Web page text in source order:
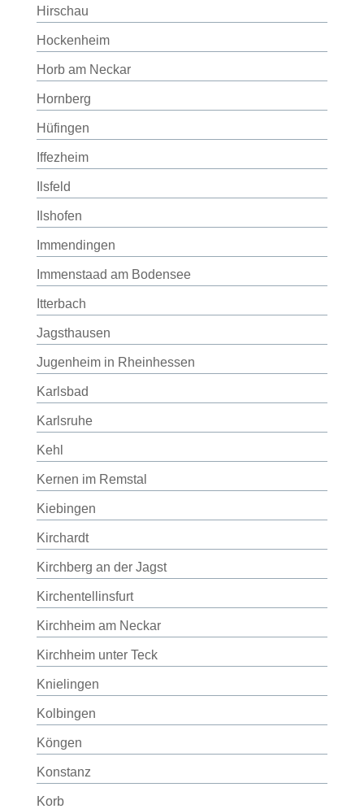
Hirschau
Hockenheim
Horb am Neckar
Hornberg
Hüfingen
Iffezheim
Ilsfeld
Ilshofen
Immendingen
Immenstaad am Bodensee
Itterbach
Jagsthausen
Jugenheim in Rheinhessen
Karlsbad
Karlsruhe
Kehl
Kernen im Remstal
Kiebingen
Kirchardt
Kirchberg an der Jagst
Kirchentellinsfurt
Kirchheim am Neckar
Kirchheim unter Teck
Knielingen
Kolbingen
Köngen
Konstanz
Korb